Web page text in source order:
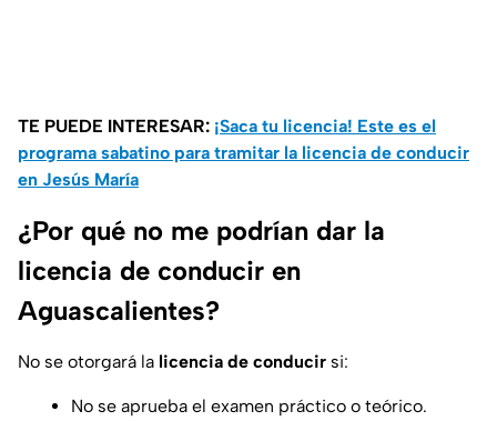
TE PUEDE INTERESAR: ¡Saca tu licencia! Este es el
programa sabatino para tramitar la licencia de conducir
en Jesús María
¿Por qué no me podrían dar la
licencia de conducir en
Aguascalientes?
No se otorgará la licencia de conducir si:
No se aprueba el examen práctico o teórico.